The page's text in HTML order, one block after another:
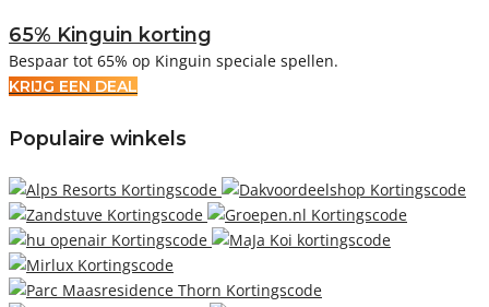
65% Kinguin korting
Bespaar tot 65% op Kinguin speciale spellen.
KRIJG EEN DEAL
Populaire winkels